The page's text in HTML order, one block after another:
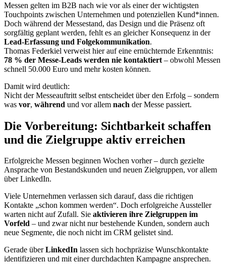
Messen gelten im B2B nach wie vor als einer der wichtigsten
Touchpoints zwischen Unternehmen und potenziellen Kund*innen.
Doch während der Messestand, das Design und die Präsenz oft
sorgfältig geplant werden, fehlt es an gleicher Konsequenz in der
Lead-Erfassung und Folgekommunikation.
Thomas Federkiel verweist hier auf eine ernüchternde Erkenntnis:
78 % der Messe-Leads werden nie kontaktiert – obwohl Messen
schnell 50.000 Euro und mehr kosten können.
Damit wird deutlich:
Nicht der Messeauftritt selbst entscheidet über den Erfolg – sondern
was vor, während und vor allem nach der Messe passiert.
Die Vorbereitung: Sichtbarkeit schaffen
und die Zielgruppe aktiv erreichen
Erfolgreiche Messen beginnen Wochen vorher – durch gezielte
Ansprache von Bestandskunden und neuen Zielgruppen, vor allem
über LinkedIn.
Viele Unternehmen verlassen sich darauf, dass die richtigen
Kontakte „schon kommen werden“. Doch erfolgreiche Aussteller
warten nicht auf Zufall. Sie aktivieren ihre Zielgruppen im
Vorfeld – und zwar nicht nur bestehende Kunden, sondern auch
neue Segmente, die noch nicht im CRM gelistet sind.
Gerade überLinkedIn lassen sich hochpräzise Wunschkontakte
identifizieren und mit einer durchdachten Kampagne ansprechen.